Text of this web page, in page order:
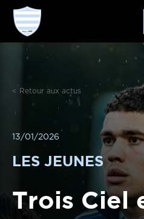
< Retour aux actus
13/01/2026
LES JEUNES
Trois Ciel